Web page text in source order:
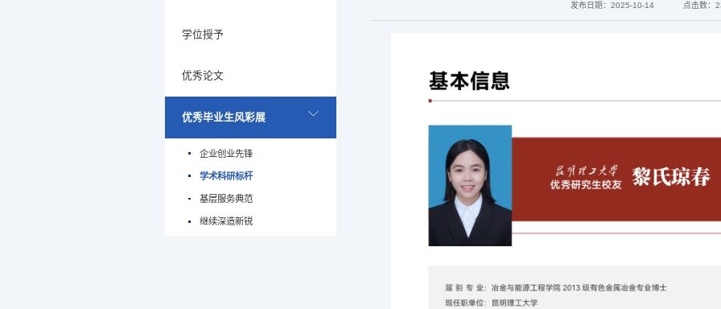
学位授予
优秀论文
优秀毕业生风彩展
企业创业先锋
学术科研标杆
基层服务典范
继续深造新锐
发布日期：2025-10-14 点击数：